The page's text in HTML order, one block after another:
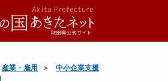
産業・雇用
中小企業支援